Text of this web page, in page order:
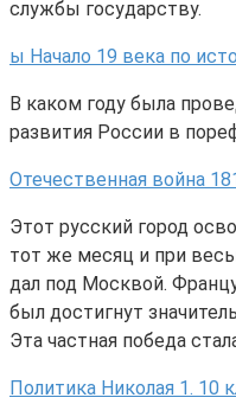
службы государству.
ы Начало 19 века по
В каком году была
развития России в
Отечественная война
Этот русский город
тот же месяц и при
дал под Москвой.
был достигнут
Эта частная победа
Политика Николая 1. 10